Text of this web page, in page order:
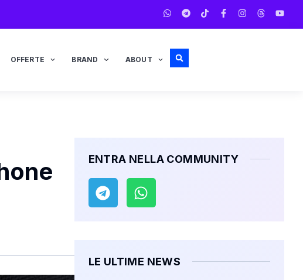
OFFERTE BRAND ABOUT
ENTRA NELLA COMMUNITY
LE ULTIME NEWS